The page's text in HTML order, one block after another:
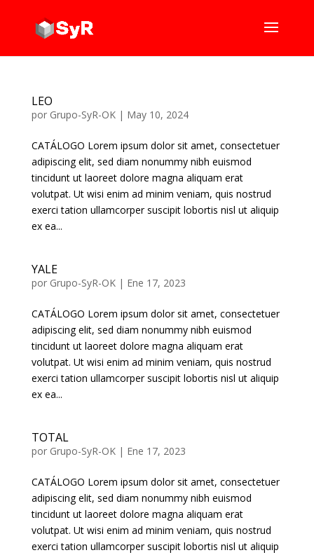
LEO
por Grupo-SyR-OK| May 10, 2024
CATÁLOGO Lorem ipsum dolor sit amet, consectetuer
adipiscing elit, sed diam nonummy nibh euismod
tincidunt ut laoreet dolore magna aliquam erat
volutpat. Ut wisi enim ad minim veniam, quis nostrud
exerci tation ullamcorper suscipit lobortis nisl ut aliquip
ex ea...
YALE
por Grupo-SyR-OK| Ene 17, 2023
CATÁLOGO Lorem ipsum dolor sit amet, consectetuer
adipiscing elit, sed diam nonummy nibh euismod
tincidunt ut laoreet dolore magna aliquam erat
volutpat. Ut wisi enim ad minim veniam, quis nostrud
exerci tation ullamcorper suscipit lobortis nisl ut aliquip
ex ea...
TOTAL
por Grupo-SyR-OK| Ene 17, 2023
CATÁLOGO Lorem ipsum dolor sit amet, consectetuer
adipiscing elit, sed diam nonummy nibh euismod
tincidunt ut laoreet dolore magna aliquam erat
volutpat. Ut wisi enim ad minim veniam, quis nostrud
exerci tation ullamcorper suscipit lobortis nisl ut aliquip